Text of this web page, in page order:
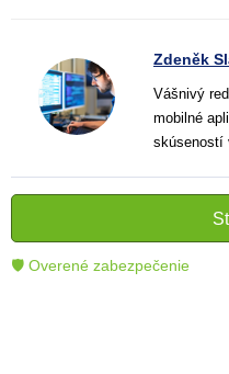
Zdeněk
Vášnivý
mobilné
skúseností
čitateľom
technológie.
🛡 Overené zabezpečenie